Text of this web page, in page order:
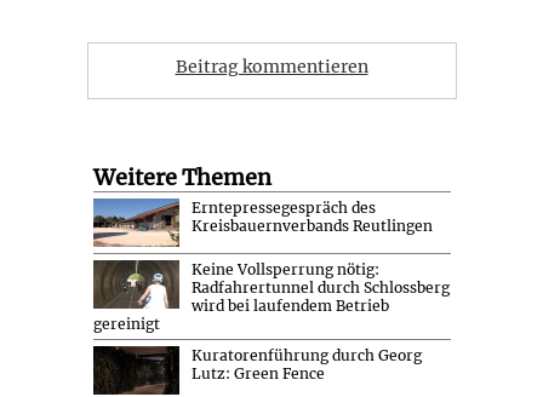
Beitrag kommentieren
Weitere Themen
Erntepressegespräch des
Kreisbauernverbands Reutlingen
Keine Vollsperrung nötig:
Radfahrertunnel durch Schlossberg
wird bei laufendem Betrieb
gereinigt
Kuratorenführung durch Georg
Lutz: Green Fence